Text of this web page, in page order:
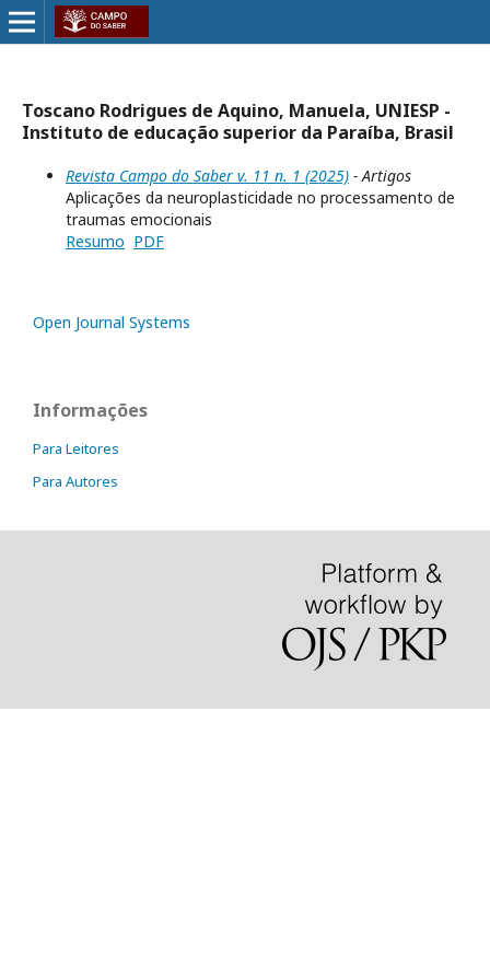
Toscano Rodrigues de Aquino, Manuela, UNIESP -
Instituto de educação superior da Paraíba, Brasil
Revista Campo do Saber v. 11 n. 1 (2025) - Artigos
Aplicações da neuroplasticidade no processamento de
traumas emocionais
Resumo PDF
Open Journal Systems
Informações
Para Leitores
Para Autores